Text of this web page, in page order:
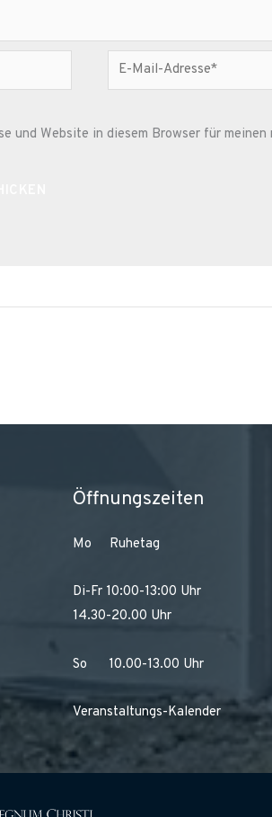
E-
Mail-
und Website in diesem Browser für
Öffnungszeiten
Mo Ruhetag
Di-Fr 10:00-13:00 Uhr
14.30-20.00 Uhr
So 10.00-13.00 Uhr
Veranstaltungs-Kalender